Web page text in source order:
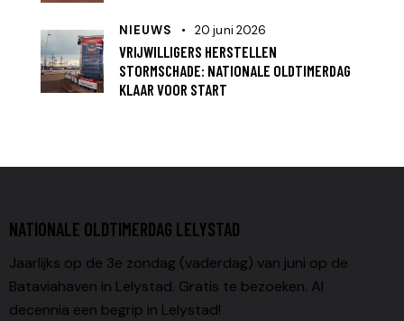
NIEUWS 20 juni 2026
VRIJWILLIGERS HERSTELLEN
STORMSCHADE: NATIONALE OLDTIMERDAG
KLAAR VOOR START
NATIONALE OLDTIMERDAG LELYSTAD
Jaarlijks op de 3e zondag (vaderdag) van juni op de
Bataviahaven in Lelystad. Gratis te bezoeken. Al
decennia een begrip in Lelystad!